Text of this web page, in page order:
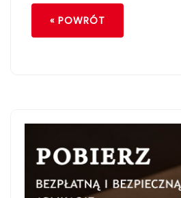
« POWRÓT